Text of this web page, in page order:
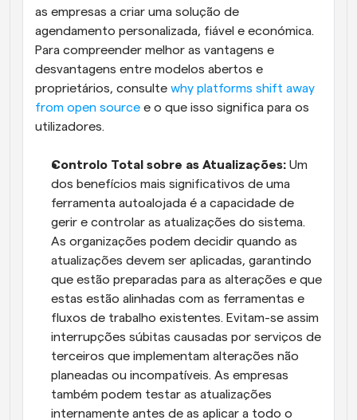
as empresas a criar uma solução de
agendamento personalizada, fiável e económica.
Para compreender melhor as vantagens e
desvantagens entre modelos abertos e
proprietários, consulte why platforms shift away
from open source e o que isso significa para os
utilizadores.
Controlo Total sobre as Atualizações: Um
dos benefícios mais significativos de uma
ferramenta autoalojada é a capacidade de
gerir e controlar as atualizações do sistema.
As organizações podem decidir quando as
atualizações devem ser aplicadas, garantindo
que estão preparadas para as alterações e que
estas estão alinhadas com as ferramentas e
fluxos de trabalho existentes. Evitam-se assim
interrupções súbitas causadas por serviços de
terceiros que implementam alterações não
planeadas ou incompatíveis. As empresas
também podem testar as atualizações
internamente antes de as aplicar a todo o